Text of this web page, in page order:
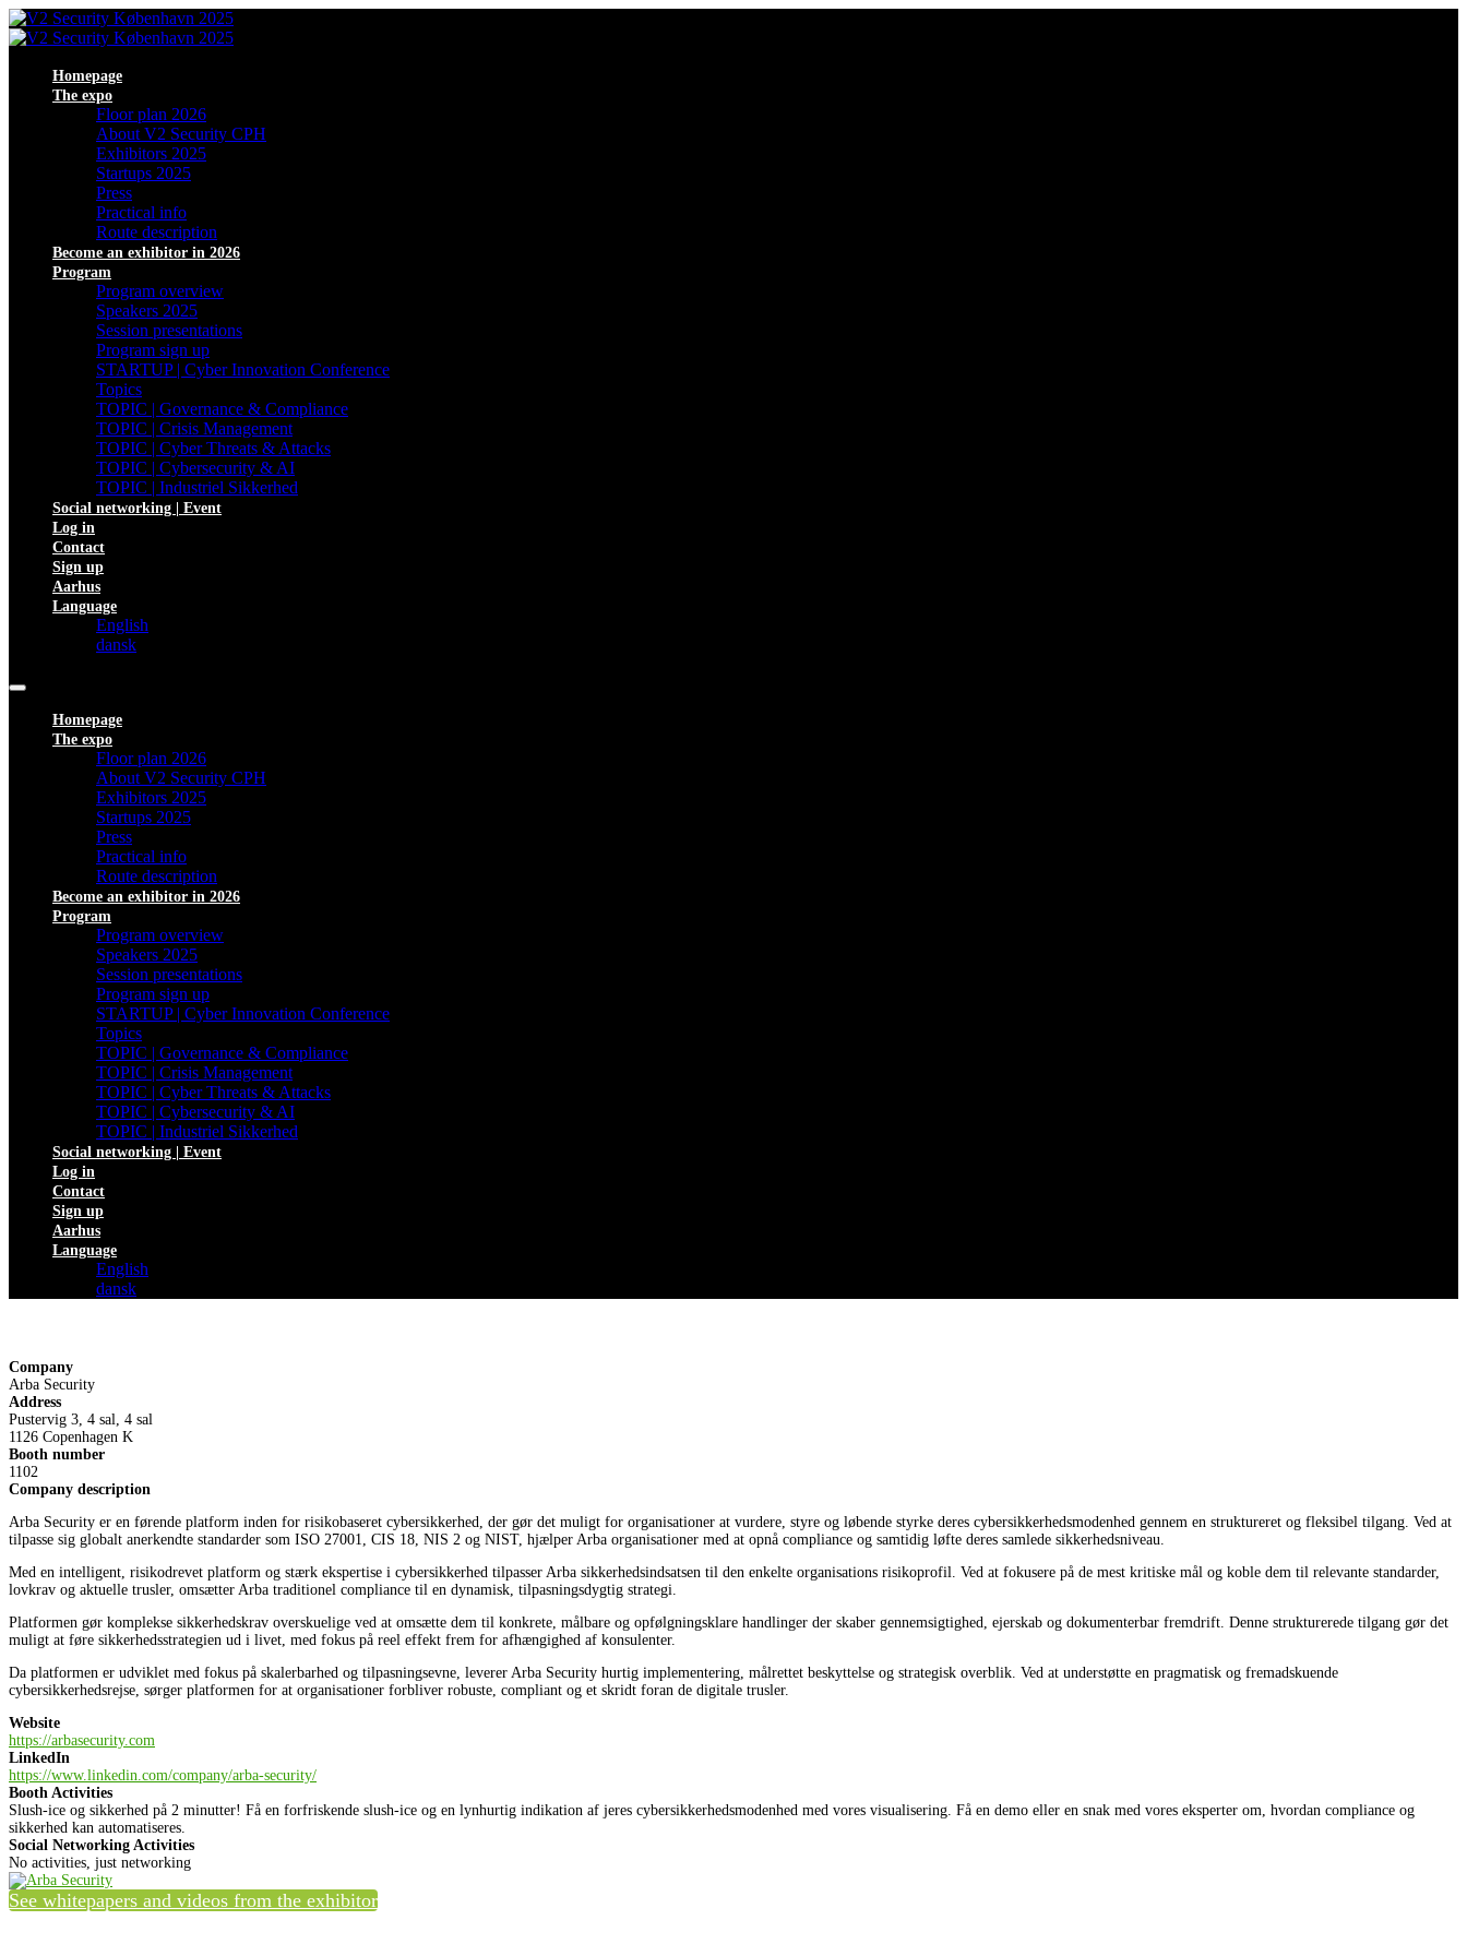
Homepage
The expo
Floor plan 2026
About V2 Security CPH
Exhibitors 2025
Startups 2025
Press
Practical info
Route description
Become an exhibitor in 2026
Program
Program overview
Speakers 2025
Session presentations
Program sign up
STARTUP | Cyber Innovation Conference
Topics
TOPIC | Governance & Compliance
TOPIC | Crisis Management
TOPIC | Cyber Threats & Attacks
TOPIC | Cybersecurity & AI
TOPIC | Industriel Sikkerhed
Social networking | Event
Log in
Contact
Sign up
Aarhus
Language
English
dansk
Homepage
The expo
Floor plan 2026
About V2 Security CPH
Exhibitors 2025
Startups 2025
Press
Practical info
Route description
Become an exhibitor in 2026
Program
Program overview
Speakers 2025
Session presentations
Program sign up
STARTUP | Cyber Innovation Conference
Topics
TOPIC | Governance & Compliance
TOPIC | Crisis Management
TOPIC | Cyber Threats & Attacks
TOPIC | Cybersecurity & AI
TOPIC | Industriel Sikkerhed
Social networking | Event
Log in
Contact
Sign up
Aarhus
Language
English
dansk
Company
Arba Security
Address
Pustervig 3, 4 sal, 4 sal
1126 Copenhagen K
Booth number
1102
Company description
Arba Security er en førende platform inden for risikobaseret cybersikkerhed, der gør det muligt for organisationer at vurdere, styre og løbende styrke deres cybersikkerhedsmodenhed gennem en struktureret og fleksibel tilgang. Ved at
tilpasse sig globalt anerkendte standarder som ISO 27001, CIS 18, NIS 2 og NIST, hjælper Arba organisationer med at opnå compliance og samtidig løfte deres samlede sikkerhedsniveau.
Med en intelligent, risikodrevet platform og stærk ekspertise i cybersikkerhed tilpasser Arba sikkerhedsindsatsen til den enkelte organisations risikoprofil. Ved at fokusere på de mest kritiske mål og koble dem til relevante standarder,
lovkrav og aktuelle trusler, omsætter Arba traditionel compliance til en dynamisk, tilpasningsdygtig strategi.
Platformen gør komplekse sikkerhedskrav overskuelige ved at omsætte dem til konkrete, målbare og opfølgningsklare handlinger der skaber gennemsigtighed, ejerskab og dokumenterbar fremdrift. Denne strukturerede tilgang gør det
muligt at føre sikkerhedsstrategien ud i livet, med fokus på reel effekt frem for afhængighed af konsulenter.
Da platformen er udviklet med fokus på skalerbarhed og tilpasningsevne, leverer Arba Security hurtig implementering, målrettet beskyttelse og strategisk overblik. Ved at understøtte en pragmatisk og fremadskuende
cybersikkerhedsrejse, sørger platformen for at organisationer forbliver robuste, compliant og et skridt foran de digitale trusler.
Website
https://arbasecurity.com
LinkedIn
https://www.linkedin.com/company/arba-security/
Booth Activities
Slush-ice og sikkerhed på 2 minutter! Få en forfriskende slush-ice og en lynhurtig indikation af jeres cybersikkerhedsmodenhed med vores visualisering. Få en demo eller en snak med vores eksperter om, hvordan compliance og
sikkerhed kan automatiseres.
Social Networking Activities
No activities, just networking
See whitepapers and videos from the exhibitor